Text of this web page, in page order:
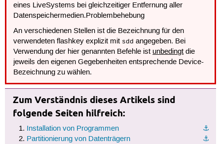
eines LiveSystems bei gleichzeitiger Entfernung aller
Datenspeichermedien.Problembehebung
An verschiedenen Stellen ist die Bezeichnung für den
verwendeten flashkey explizit mit sdd angegeben. Bei
Verwendung der hier genannten Befehle ist unbedingt die
jeweils den eigenen Gegebenheiten entsprechende Device-
Bezeichnung zu wählen.
Zum Verständnis dieses Artikels sind
folgende Seiten hilfreich:
⚓︎
Installation von Programmen
⚓︎
Partitionierung von Datenträgern